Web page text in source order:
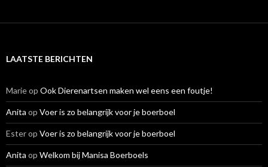
LAATSTE BERICHTEN
Marieop Ook Dierenartsen maken wel eens een foutje!
Anita op Voer is zo belangrijk voor je boerboel
Esterop Voer is zo belangrijk voor je boerboel
Anita op Welkom bij Manisa Boerboels